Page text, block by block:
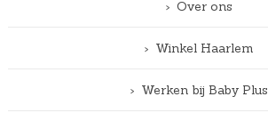
Over ons
Winkel Haarlem
Werken bij Baby Plus